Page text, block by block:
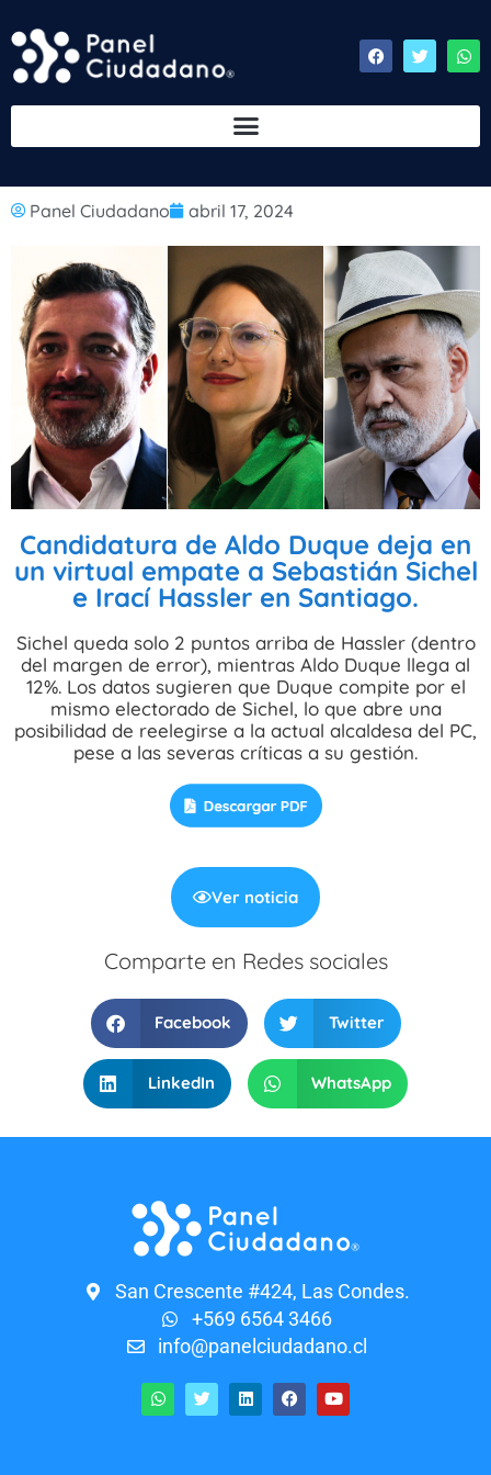
Panel Ciudadano abril 17, 2024
Candidatura de Aldo Duque deja en
un virtual empate a Sebastián Sichel
e Irací Hassler en Santiago.
Sichel queda solo 2 puntos arriba de Hassler (dentro
del margen de error), mientras Aldo Duque llega al
12%. Los datos sugieren que Duque compite por el
mismo electorado de Sichel, lo que abre una
posibilidad de reelegirse a la actual alcaldesa del PC,
pese a las severas críticas a su gestión.
Ver noticia
Comparte en Redes sociales
Facebook Twitter
LinkedIn WhatsApp
San Crescente #424, Las Condes.
+569 6564 3466
info@panelciudadano.cl